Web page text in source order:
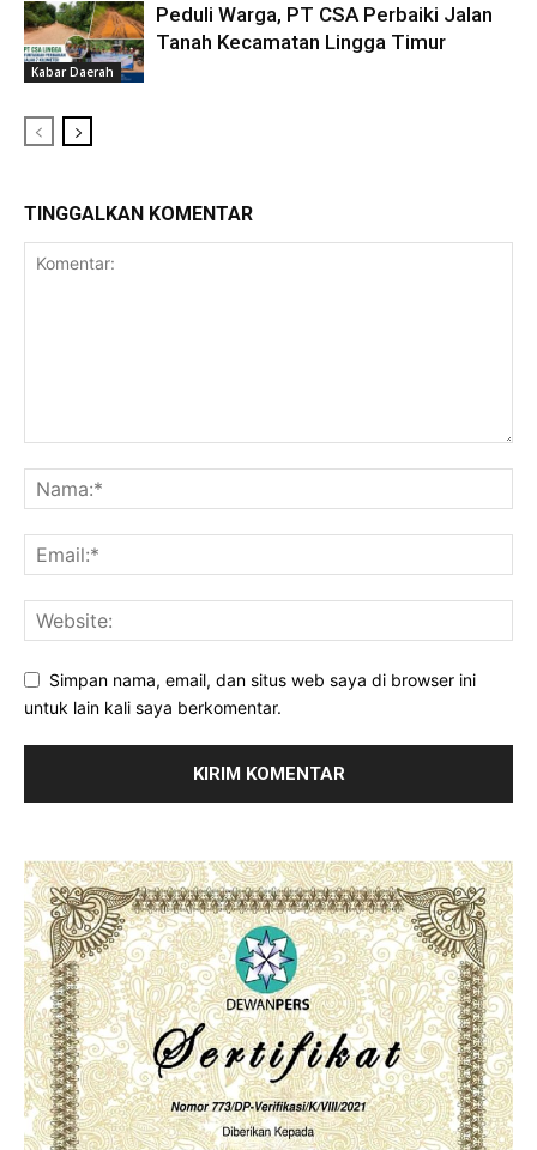
Kabar Daerah
Peduli Warga, PT CSA Perbaiki Jalan
Tanah Kecamatan Lingga Timur
TINGGALKAN KOMENTAR
Simpan nama, email, dan situs web saya di browser ini
untuk lain kali saya berkomentar.